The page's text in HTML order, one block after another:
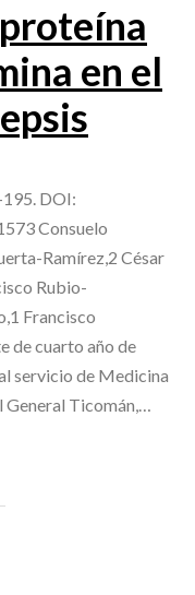
en el
DOI:
Consuelo
Ramírez,2 César
Rubio-
Francisco
de cuarto año de
servicio de Medicina
General Ticomán,…